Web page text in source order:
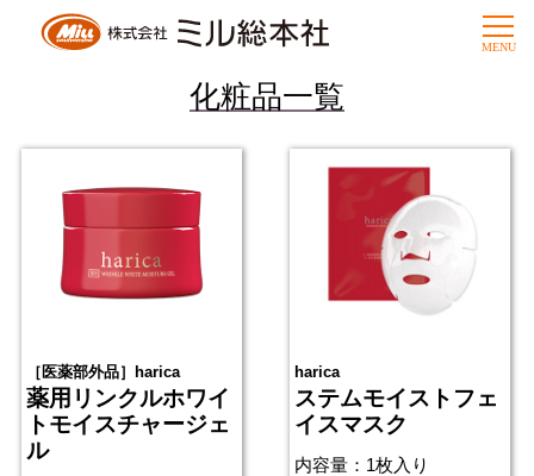
化粧品一覧
［医薬部外品］harica
薬用リンクルホワイ
トモイスチャージェ
ル
harica
ステムモイストフェ
イスマスク
内容量：1枚入り